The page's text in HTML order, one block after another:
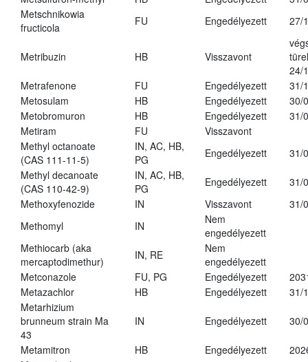
Metschnikowia
fructicola
FU Engedélyezett 27/
Metribuzin HB Visszavont
24/
Metrafenone
FU Engedélyezett
31/
Metosulam
HB Engedélyezett
30/
Metobromuron
HB Engedélyezett
31/
Metiram
FU
Visszavont
Methyl octanoate
(CAS 111-11-5)
IN, AC, HB,
PG
Engedélyezett
31/
Methyl decanoate
(CAS 110-42-9)
IN, AC, HB,
PG
Engedélyezett
31/
Methoxyfenozide
IN Visszavont
31/
Methomyl
IN
Nem
engedélyezett
Methiocarb (aka
mercaptodimethur)
IN, RE
Nem
engedélyezett
Metconazole
FU, PG Engedélyezett
Metazachlor
HB Engedélyezett
31/
Metarhizium
brunneum strain Ma
43
IN Engedélyezett 30/
Metamitron HB Engedélyezett